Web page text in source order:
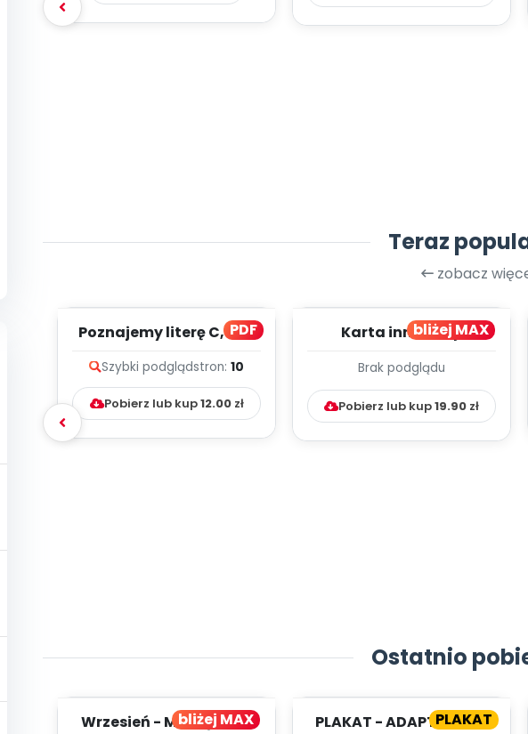
Teraz
zobacz
PDF
Poznajemy literę C, cz. 1
Szybki podglądstron: 10
Pobierz lub kup12.00zł
bliżej MAX
Karta innowacji
Kumpelkowo
Brak podglądu
Pobierz lub kup19.90 zł
Ostatnio
bliżej MAX
Wrzesień - MIESIĘCZNY
PLAKAT
PLAKAT - ADAPTACJA -